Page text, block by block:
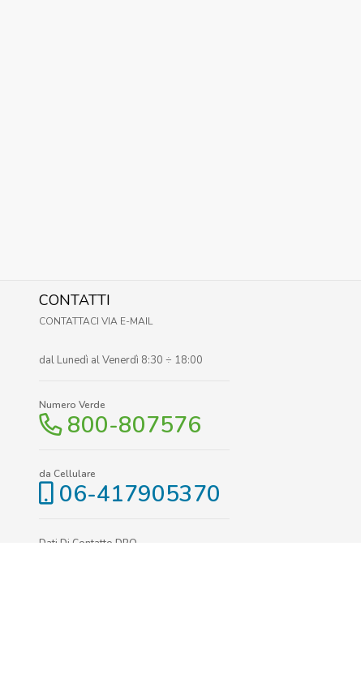
CONTATTI
CONTATTACI VIA E-MAIL
dal Lunedì al Venerdì 8:30 ÷ 18:00
Numero Verde
800-807576
da Cellulare
06-417905370
Dati Di Contatto DPO